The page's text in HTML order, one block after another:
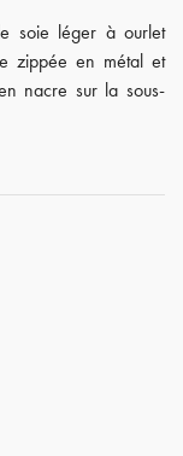
soie léger à ourlet
zippée en métal et
nacre sur la sous-